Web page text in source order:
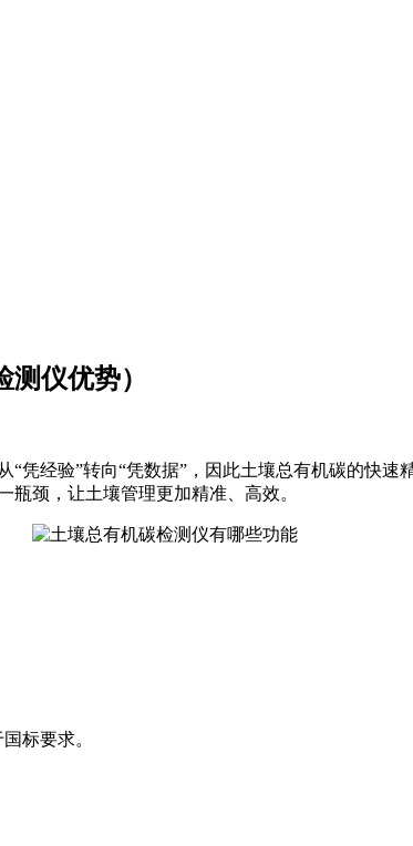
仪优势）
凭经验”转向“凭数据”，因此土壤总有机碳的快
瓶颈，让土壤管理更加精准、高效。
标要求。